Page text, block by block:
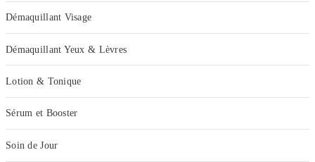
Démaquillant Visage
Démaquillant Yeux & Lèvres
Lotion & Tonique
Sérum et Booster
Soin de Jour